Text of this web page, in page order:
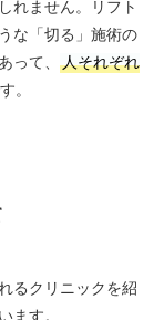
れません。リフト
な「切る」施術の
って、
人それぞれ
。
るクリニックを紹
ます。